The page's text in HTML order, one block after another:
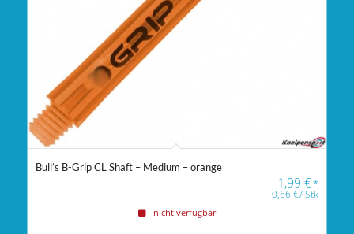
Bull’s B-Grip CL Shaft – Medium – orange
1,99€*
0,66€/Stk
- nicht verfügbar